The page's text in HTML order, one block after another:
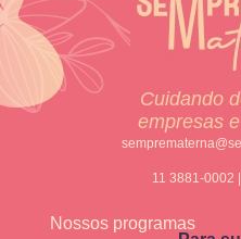
Cuidando
empresas
11 3881-0002
Nossos programas